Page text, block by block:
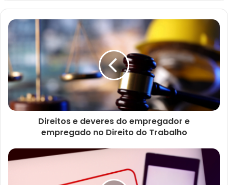
Direitos e deveres do empregador e
empregado no Direito do Trabalho